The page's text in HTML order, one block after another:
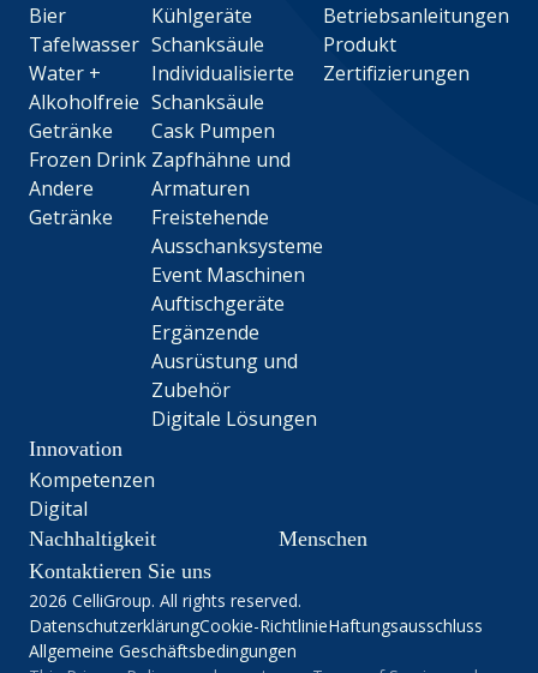
Bier
Tafelwasser
Water +
Alkoholfreie
Getränke
Frozen Drink
Andere
Getränke
Kühlgeräte
Schanksäule
Individualisierte
Schanksäule
Cask Pumpen
Zapfhähne und
Armaturen
Freistehende
Ausschanksysteme
Event Maschinen
Auftischgeräte
Ergänzende
Ausrüstung und
Zubehör
Digitale Lösungen
Betriebsanleitungen
Produkt
Zertifizierungen
Innovation
Kompetenzen
Digital
Nachhaltigkeit
Menschen
Kontaktieren Sie uns
2026 CelliGroup. All rights reserved.
DatenschutzerklärungCookie-RichtlinieHaftungsausschluss
Allgemeine Geschäftsbedingungen